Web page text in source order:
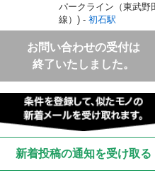
パークライン（東武野
線）) - 初石駅
お問い合わせの受付は
終了いたしました。
新着投稿の通知を受け取る